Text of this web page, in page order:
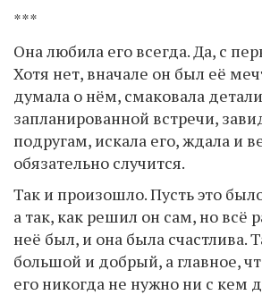
***
Она любила его всегда. Да, с
Хотя нет, вначале он был её
думала о нём, смаковала детали
запланированной встречи,
подругам, искала его, ждала и
обязательно случится.
Так и произошло. Пусть это
а так, как решил он сам, но всё
неё был, и она была счастлива.
большой и добрый, а главное,
его никогда не нужно ни с кем